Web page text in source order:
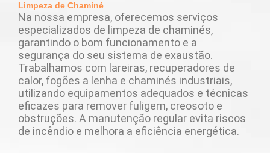
Limpeza de Chaminé
Na nossa empresa, oferecemos serviços
especializados de limpeza de chaminés,
garantindo o bom funcionamento e a
segurança do seu sistema de exaustão.
Trabalhamos com lareiras, recuperadores de
calor, fogões a lenha e chaminés industriais,
utilizando equipamentos adequados e técnicas
eficazes para remover fuligem, creosoto e
obstruções. A manutenção regular evita riscos
de incêndio e melhora a eficiência energética.